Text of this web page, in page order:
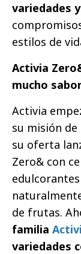
variedades
estilos de
Activia
mucho
Activia
su misión
su oferta
Zero& con
de frutas.
familia
variedades